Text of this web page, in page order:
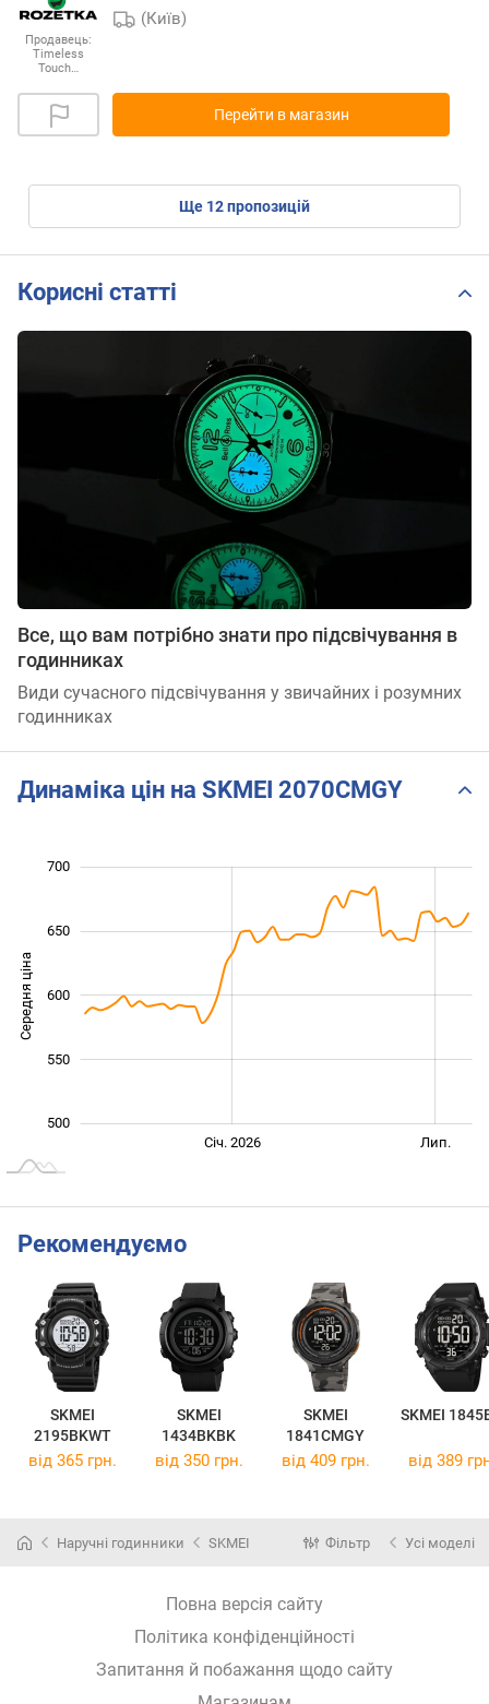
Продавець:
Timeless
Touch…
(Київ)
Перейти в магазин
ще 12пропозицій
Корисні статті
Все, що вам потрібно знати про підсвічування в
годинниках
Види сучасного підсвічування у звичайних і розумних
годинниках
Динаміка цін на SKMEI 2070CMGY
Середня ціна 500
500
550
600
650
700
Січ. 2026 Лип.
Рекомендуємо
SKMEI
2195BKWT
SKMEI
1434BKBK
SKMEI
1841CMGY
SKMEI
від 365 грн. від 350 грн. від 409 грн. від 389
Наручні годинники SKMEI Фільтр Усі моделі
Повна версія сайту
Політика конфіденційності
Запитання й побажання щодо сайту